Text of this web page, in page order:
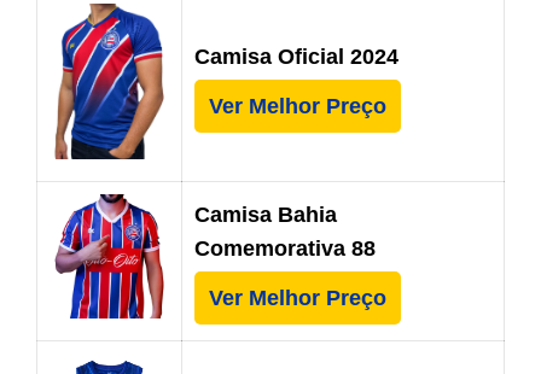
Camisa Oficial 2024
Ver Melhor Preço
Camisa Bahia
Comemorativa 88
Ver Melhor Preço